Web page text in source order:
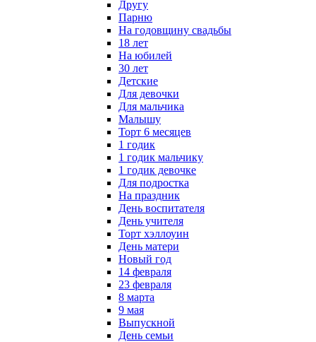
Другу
Парню
На годовщину свадьбы
18 лет
На юбилей
30 лет
Детские
Для девочки
Для мальчика
Малышу
Торт 6 месяцев
1 годик
1 годик мальчику
1 годик девочке
Для подростка
На праздник
День воспитателя
День учителя
Торт хэллоуин
День матери
Новый год
14 февраля
23 февраля
8 марта
9 мая
Выпускной
День семьи